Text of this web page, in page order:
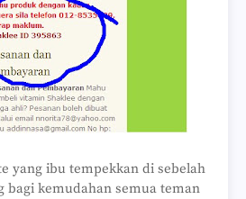
yang ibu tempekkan di sebelah
bagi kemudahan semua teman